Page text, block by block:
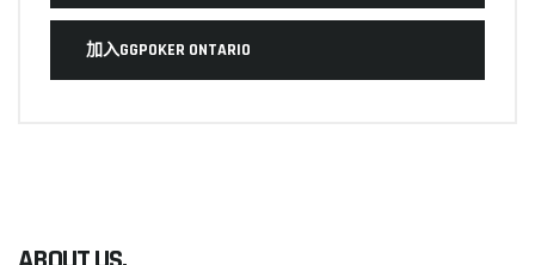
加入GGPOKER ONTARIO